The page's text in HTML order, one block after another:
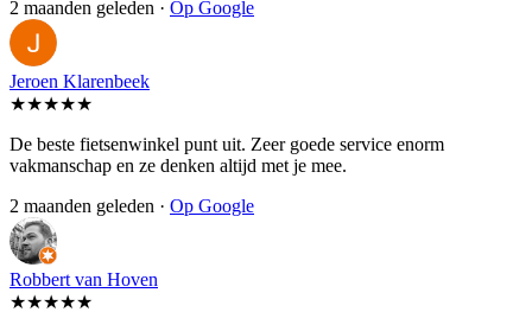
2 maanden geleden · Op Google
Jeroen Klarenbeek
★★★★★
De beste fietsenwinkel punt uit. Zeer goede service enorm
vakmanschap en ze denken altijd met je mee.
2 maanden geleden · Op Google
Robbert van Hoven
★★★★★